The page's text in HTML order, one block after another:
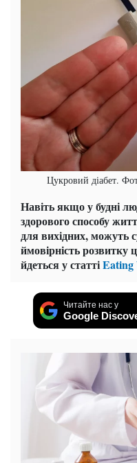
Цукровий діабет.
Навіть якщо у будні
здорового способу
для вихідних, можуть
ймовірність розвитку
йдеться у статтіEating
Читайте нас у
Google